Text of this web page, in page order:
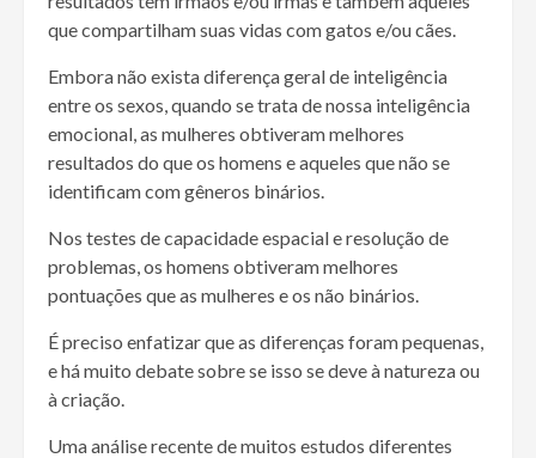
que compartilham suas vidas com gatos e/ou cães.
Embora não exista diferença geral de inteligência
entre os sexos, quando se trata de nossa inteligência
emocional, as mulheres obtiveram melhores
resultados do que os homens e aqueles que não se
identificam com gêneros binários.
Nos testes de capacidade espacial e resolução de
problemas, os homens obtiveram melhores
pontuações que as mulheres e os não binários.
É preciso enfatizar que as diferenças foram pequenas,
e há muito debate sobre se isso se deve à natureza ou
à criação.
Uma análise recente de muitos estudos diferentes